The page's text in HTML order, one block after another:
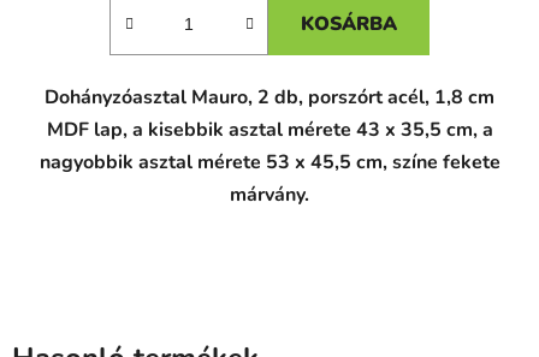
KOSÁRBA
Dohányzóasztal Mauro, 2 db, porszórt acél, 1,8 cm
MDF lap, a kisebbik asztal mérete 43 x 35,5 cm, a
nagyobbik asztal mérete 53 x 45,5 cm, színe fekete
márvány.